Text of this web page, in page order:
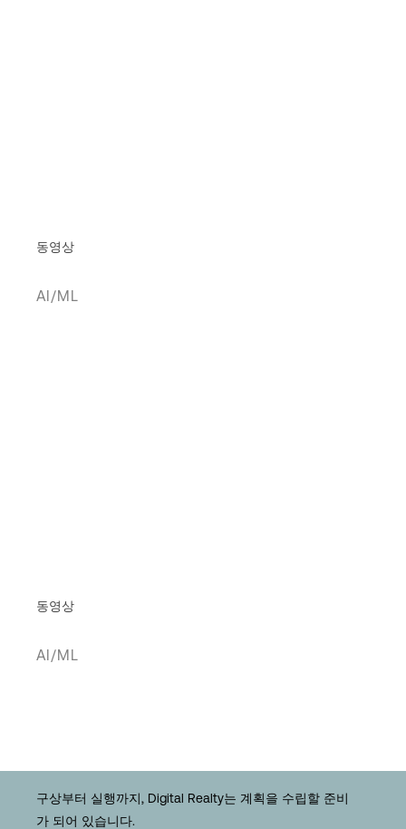
동영상
AI/ML
동영상
AI/ML
구상부터 실행까지, Digital Realty는 계획을 수립할 준비
가 되어 있습니다.